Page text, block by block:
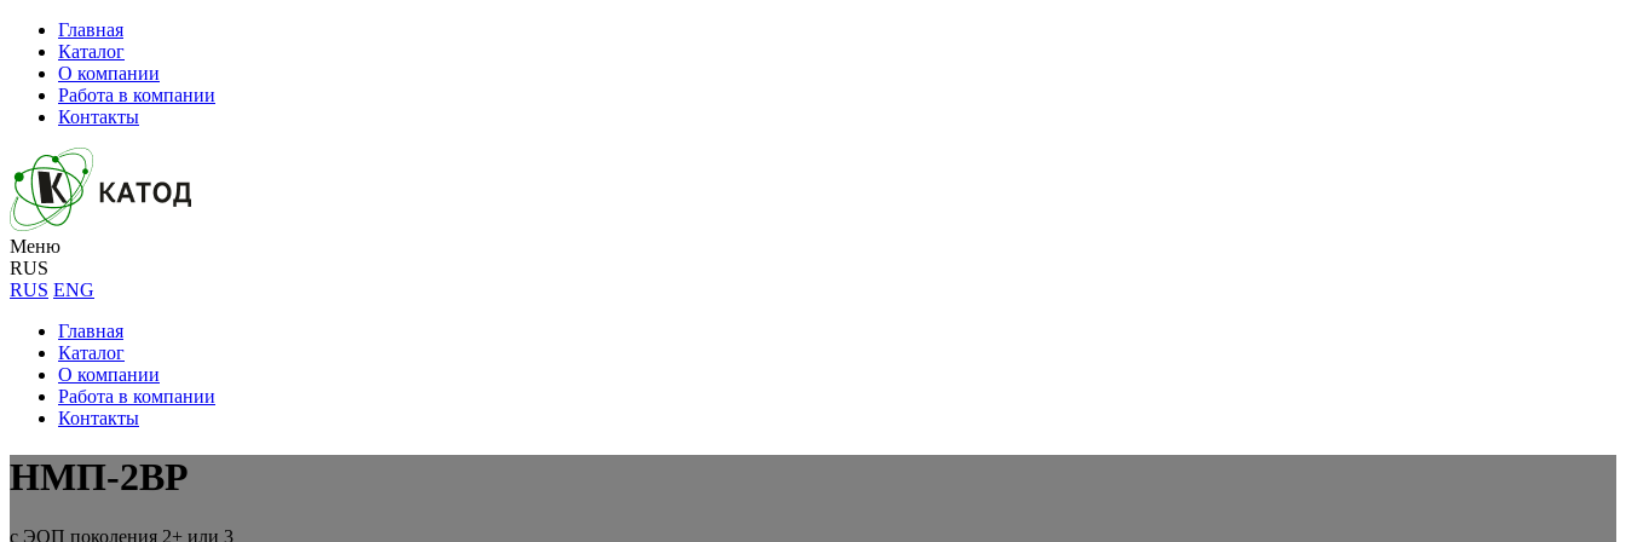
Главная
Каталог
О компании
Работа в компании
Контакты
Меню
RUS
RUS ENG
Главная
Каталог
О компании
Работа в компании
Контакты
НМП-2ВР
с ЭОП поколения 2+ или 3